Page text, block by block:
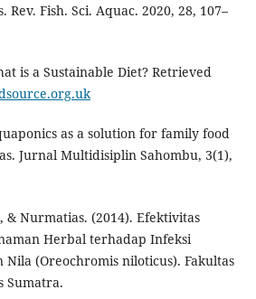
Rev. Fish. Sci. Aquac. 2020, 28, 107–
is a Sustainable Diet? Retrieved
as a solution for family food
Jurnal Multidisiplin Sahombu, 3(1),
& Nurmatias. (2014). Efektivitas
Herbal terhadap Infeksi
(Oreochromis niloticus). Fakultas
Sumatra.